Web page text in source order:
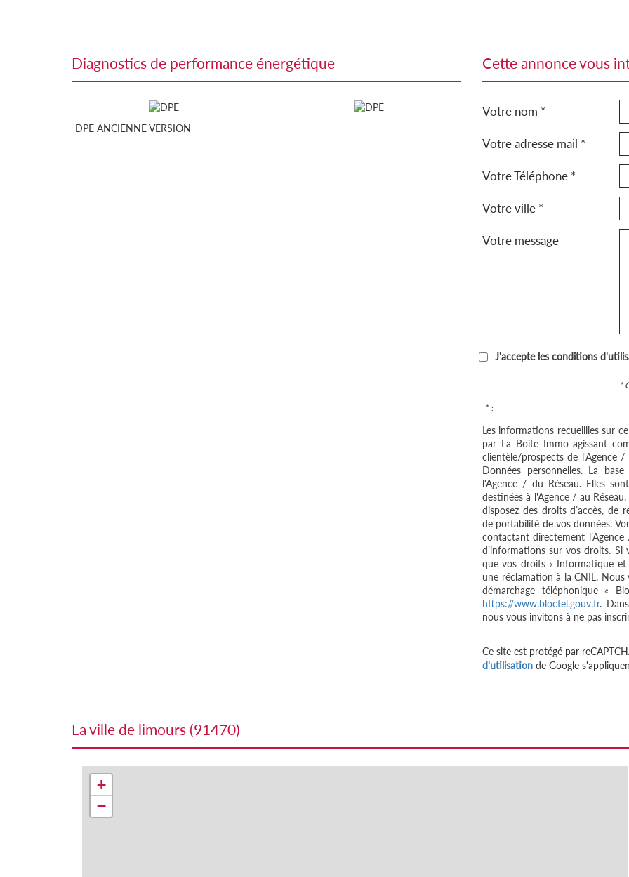
diagnostics de performance énergétique
DPE ANCIENNE VERSION
cette annonce vous
Votre nom *
Votre adresse mail *
Votre Téléphone *
Votre ville *
Votre message
J'accepte les conditions
*
* :
Les informations recueillies sur
par La Boite Immo agissant
clientèle/prospects de l'Agence
Données personnelles. La
l'Agence / du Réseau. Elles
destinées à l'Agence / au
disposez des droits d’accès, de
de portabilité de vos données.
contactant directement
d’informations sur vos droits. Si
que vos droits « Informatique et
une réclamation à la CNIL.
démarchage téléphonique «
https://www.bloctel.gouv.fr.
nous vous invitons à ne pas
Ce site est protégé par
d'utilisation de Google
la ville de limours (91470)
+
−